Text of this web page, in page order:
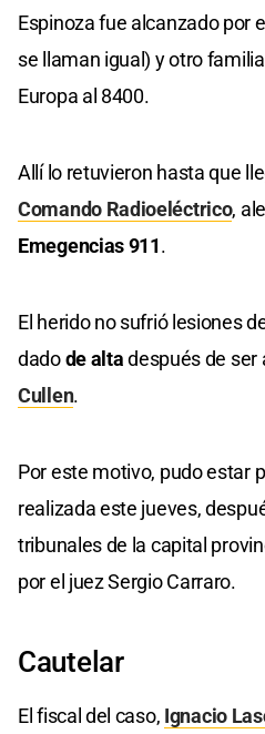
Espinoza fue alcanzado por
se llaman igual) y otro
Europa al 8400.
Allí lo retuvieron hasta que
Comando Radioeléctrico,
Emegencias 911.
El herido no sufrió lesiones
dadode altadespués de ser
Cullen.
Por este motivo, pudo estar
realizada este jueves,
tribunales de la capital
por el juez Sergio Carraro.
Cautelar
El fiscal del caso, Ignacio